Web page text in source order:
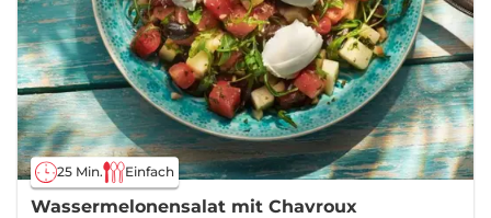
25 Min. Einfach
Wassermelonensalat mit Chavroux